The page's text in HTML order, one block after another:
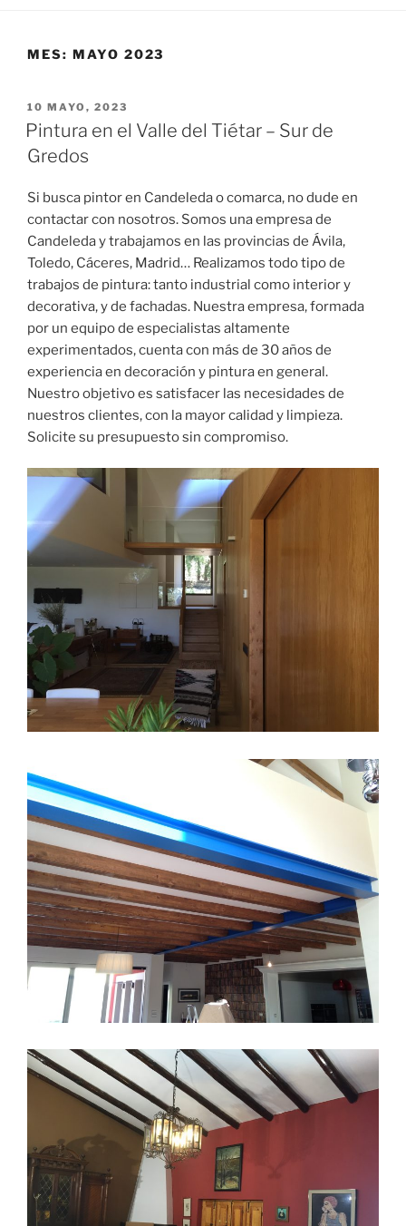
MES: MAYO 2023
PUBLICADO
EL
10 MAYO, 2023
Pintura en el Valle del Tiétar – Sur de
Gredos
Si busca pintor en Candeleda o comarca, no dude en
contactar con nosotros. Somos una empresa de
Candeleda y trabajamos en las provincias de Ávila,
Toledo, Cáceres, Madrid… Realizamos todo tipo de
trabajos de pintura: tanto industrial como interior y
decorativa, y de fachadas. Nuestra empresa, formada
por un equipo de especialistas altamente
experimentados, cuenta con más de 30 años de
experiencia en decoración y pintura en general.
Nuestro objetivo es satisfacer las necesidades de
nuestros clientes, con la mayor calidad y limpieza.
Solicite su presupuesto sin compromiso.